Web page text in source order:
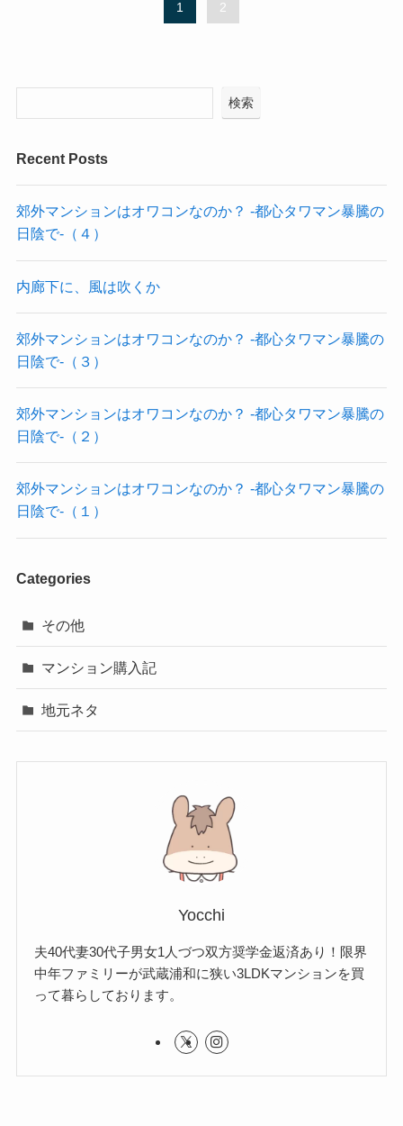
1 2
検索
Recent Posts
郊外マンションはオワコンなのか？ -都心タワマン暴騰の
日陰で-（４）
内廊下に、風は吹くか
郊外マンションはオワコンなのか？ -都心タワマン暴騰の
日陰で-（３）
郊外マンションはオワコンなのか？ -都心タワマン暴騰の
日陰で-（２）
郊外マンションはオワコンなのか？ -都心タワマン暴騰の
日陰で-（１）
Categories
その他
マンション購入記
地元ネタ
Yocchi
夫40代妻30代子男女1人づつ双方奨学金返済あり！限界
中年ファミリーが武蔵浦和に狭い3LDKマンションを買
って暮らしております。